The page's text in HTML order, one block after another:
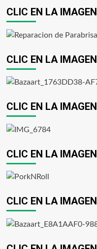
CLIC EN LA IMAGEN
CLIC EN LA IMAGEN
CLIC EN LA IMAGEN
CLIC EN LA IMAGEN
CLIC EN LA IMAGEN